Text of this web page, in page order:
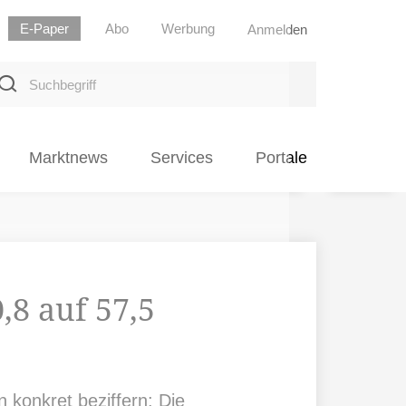
E-Paper Abo Werbung Anmelden
Marktnews Services Portale
auf 57,5
konkret beziffern: Die